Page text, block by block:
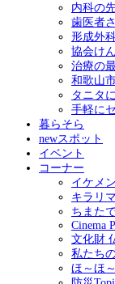
内科の
歯医者
形成外
協会け
治療の
和歌山
タニタ
手軽に
暮らそら
newスポット
イベント
コーナー
イケメ
キラリ
ちまた
Cinema
文化財
私たち
ほ～ほ